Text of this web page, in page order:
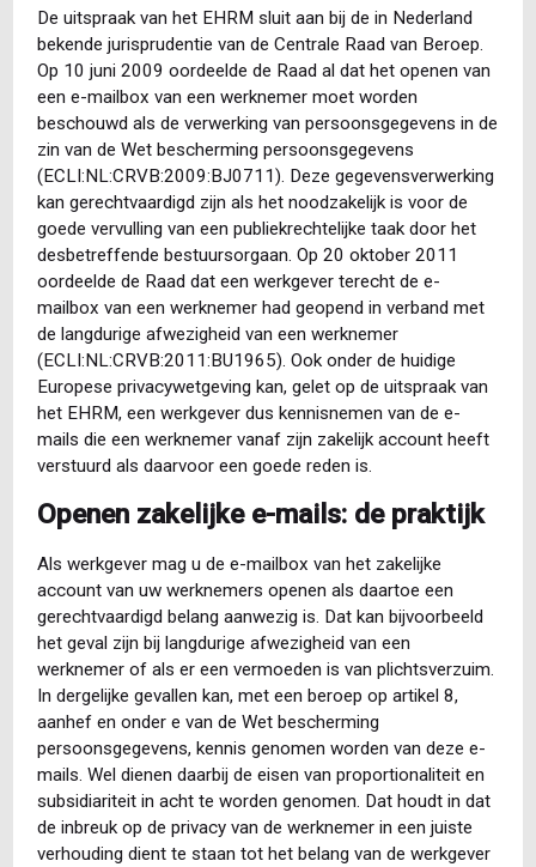
De uitspraak van het EHRM sluit aan bij de in Nederland
bekende jurisprudentie van de Centrale Raad van Beroep.
Op 10 juni 2009 oordeelde de Raad al dat het openen van
een e-mailbox van een werknemer moet worden
beschouwd als de verwerking van persoonsgegevens in de
zin van de Wet bescherming persoonsgegevens
(ECLI:NL:CRVB:2009:BJ0711). Deze gegevensverwerking
kan gerechtvaardigd zijn als het noodzakelijk is voor de
goede vervulling van een publiekrechtelijke taak door het
desbetreffende bestuursorgaan. Op 20 oktober 2011
oordeelde de Raad dat een werkgever terecht de e-
mailbox van een werknemer had geopend in verband met
de langdurige afwezigheid van een werknemer
(ECLI:NL:CRVB:2011:BU1965). Ook onder de huidige
Europese privacywetgeving kan, gelet op de uitspraak van
het EHRM, een werkgever dus kennisnemen van de e-
mails die een werknemer vanaf zijn zakelijk account heeft
verstuurd als daarvoor een goede reden is.
Openen zakelijke e-mails: de praktijk
Als werkgever mag u de e-mailbox van het zakelijke
account van uw werknemers openen als daartoe een
gerechtvaardigd belang aanwezig is. Dat kan bijvoorbeeld
het geval zijn bij langdurige afwezigheid van een
werknemer of als er een vermoeden is van plichtsverzuim.
In dergelijke gevallen kan, met een beroep op artikel 8,
aanhef en onder e van de Wet bescherming
persoonsgegevens, kennis genomen worden van deze e-
mails. Wel dienen daarbij de eisen van proportionaliteit en
subsidiariteit in acht te worden genomen. Dat houdt in dat
de inbreuk op de privacy van de werknemer in een juiste
verhouding dient te staan tot het belang van de werkgever